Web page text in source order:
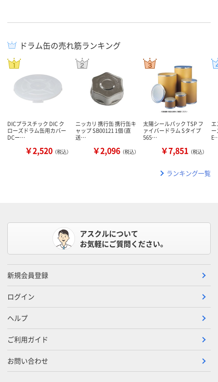
ドラム缶の売れ筋ランキング
DICプラスチック DIC ク
ローズドラム缶用カバー
DCー…
￥2,520 （税込）
ニッカリ 携行缶 携行缶キ
ャップ SB00121 1個（直
送…
￥2,096 （税込）
太陽シールパック TSP フ
ァイバードラム Sタイプ
565…
￥7,851 （税込）
ランキング一覧
アスクルについて
お気軽にご質問ください。
新規会員登録
ログイン
ヘルプ
ご利用ガイド
お問い合わせ